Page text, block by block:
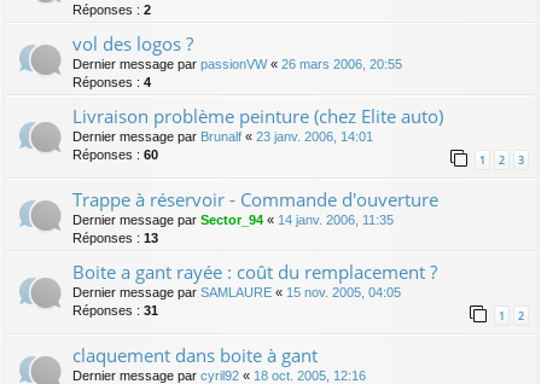
Réponses : 2
vol des logos ?
Dernier message par passionVW« 26 mars 2006, 20:55
Réponses : 4
Livraison problème peinture (chez Elite auto)
Dernier message par Brunalf « 23 janv. 2006, 14:01
Réponses : 60 1 2 3
Trappe à réservoir - Commande d'ouverture
Dernier message par Sector_94 « 14 janv. 2006, 11:35
Réponses : 13
Boite a gant rayée : coût du remplacement ?
Dernier message par SAMLAURE « 15 nov. 2005, 04:05
Réponses : 31 1 2
claquement dans boite à gant
Dernier message par cyril92 « 18 oct. 2005, 12:16